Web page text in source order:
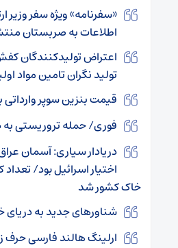
«سفرنامه» ویژه سفر وزیر
اطلاعات به صربستان
اعتراض تولیدکنندگان
تولید نگران تامین مواد
قیمت بنزین سوپر وارداتی
فوری/ حمله تروریستی
اختیار اسرائیل بود/
خاک کشور شد
شناورهای جدید به دریای
ارلینگ هالند فارسی